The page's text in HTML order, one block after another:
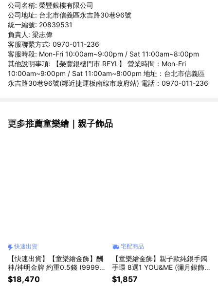
公司名稱: 榮豐銀樓有限公司
公司地址: 台北市信義區永吉路30巷96號
統一編號: 20839531
負責人: 梁志偉
客服聯繫方式: 0970-011-236
客服時段: Mon-Fri 10:00am~9:00pm / Sat 11:00am~8:00pm
其他說明事項: 【榮豐銀樓門市 RFYL】 營業時間：Mon-Fri
10:00am~9:00pm / Sat 11:00am~8:00pm 地址：台北市信義區
永吉路30巷96號(鄰近捷運板南線市政府站) 電話：0970-011-236
更多推薦童樂繪｜親子飾品
看更多
快速出貨
【快速出貨】【童樂繪金飾】酬
神/神明金牌 約重0.5錢 (9999純
金 黃金 還願)
$18,470
宅配商品
【童樂繪金飾】親子款純銀手鐲
手環 8選1 YOU&ME (彌月銀飾
滿月禮 足銀)
$1,857